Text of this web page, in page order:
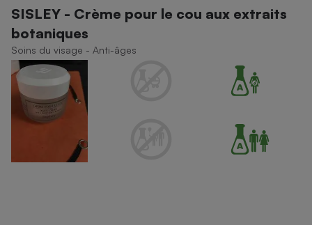
SISLEY - Crème pour le cou aux extraits
botaniques
Soins du visage - Anti-âges